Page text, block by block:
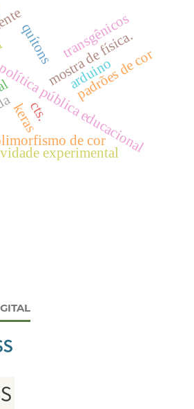
pública educacional
padrões de cor
de cor
quítons
keras
mostra de física.
transgênicos
cts.
experimental
arduino